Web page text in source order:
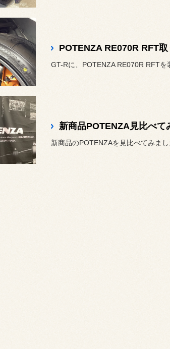
POTENZA RE070R RFT取
GT-Rに、POTENZA RE070R RFTを
新商品POTENZA見比べて
新商品のPOTENZAを見比べてみまし